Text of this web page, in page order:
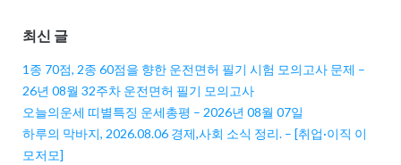
최신 글
1종 70점, 2종 60점을 향한 운전면허 필기 시험 모의고사 문제 –
26년 08월 32주차 운전면허 필기 모의고사
오늘의운세 띠별특징 운세총평 – 2026년 08월 07일
하루의 막바지, 2026.08.06 경제,사회 소식 정리. – [취업·이직 이
모저모]